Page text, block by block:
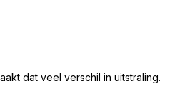
dat veel verschil in uitstraling.